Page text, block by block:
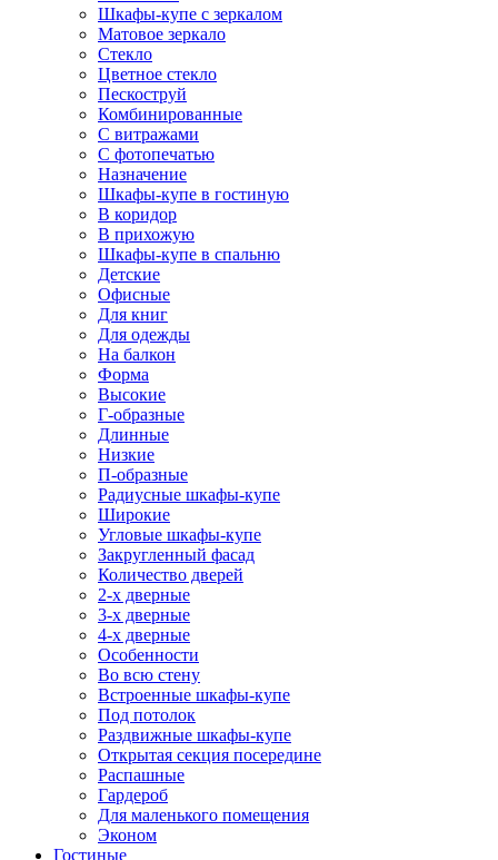
Шкафы-купе с зеркалом
Матовое зеркало
Стекло
Цветное стекло
Пескоструй
Комбинированные
С витражами
С фотопечатью
Назначение
Шкафы-купе в гостиную
В коридор
В прихожую
Шкафы-купе в спальню
Детские
Офисные
Для книг
Для одежды
На балкон
Форма
Высокие
Г-образные
Длинные
Низкие
П-образные
Радиусные шкафы-купе
Широкие
Угловые шкафы-купе
Закругленный фасад
Количество дверей
2-х дверные
3-х дверные
4-х дверные
Особенности
Во всю стену
Встроенные шкафы-купе
Под потолок
Раздвижные шкафы-купе
Открытая секция посередине
Распашные
Гардероб
Для маленького помещения
Эконом
Гостиные